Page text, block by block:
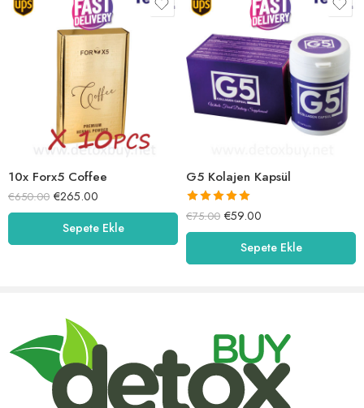
10x Forx5 Coffee
€650.00 €265.00
Sepete Ekle
G5 Kolajen Kapsül
5 üzerinden
5.00oy aldı
€75.00 €59.00
Sepete Ekle